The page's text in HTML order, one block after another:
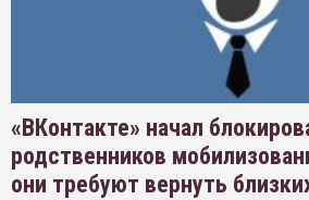
«ВКонтакте» начал
родственников
они требуют вернуть